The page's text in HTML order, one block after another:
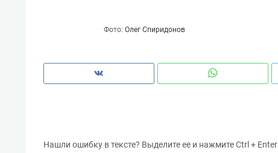
Фото: Олег Спиридонов
Нашли ошибку в тексте? Выделите ее и нажмите Ctrl + Enter